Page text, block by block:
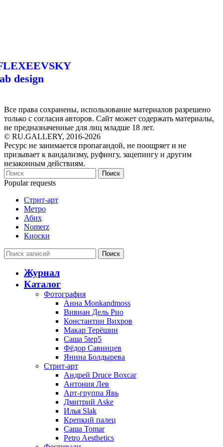
design
Все права сохранены, использование материалов разрешено
только с согласия авторов. Сайт может содержать материалы,
не предназначенные для лиц младше 18 лет.
© RU.GALLERY, 2016-2026
Ресурс не занимается пропагандой, не поощряет и не
призывает к вандализму, руфингу, зацепингу и другим
незаконным действиям.
Поиск
Popular requests
Стрит-арт
Метро
Абих
Nomerz
Киоски
Поиск
Журнал
Каталог
Фотография
Анна Monkandmoss
Вивиан Дель Рио
Константин Вихров
Макар Терёшин
Саша 5tep5
Фёдор Савинцев
Янина Болдырева
Стрит-арт
Андрей Druce Boxcar
Антония Лев
Арт-группа Явь
Дмитрий Aske
Илья Slak
Крепкий палец
Саша Tomar
Petro Aesthetics